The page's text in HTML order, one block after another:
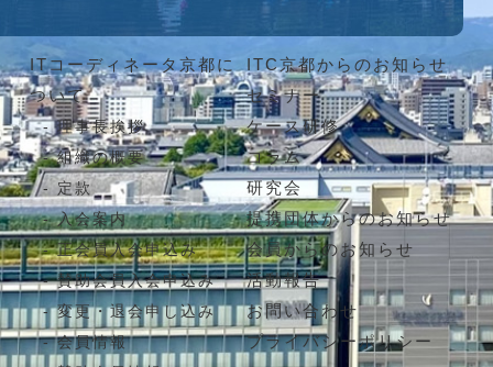
ITコーディネータ京都に
ついて
理事長挨拶
組織の概要
定款
入会案内
正会員入会申込み
賛助会員入会申込み
変更・退会申し込み
会員情報
ITC京都からのお知らせ
セミナー
ケース研修
コラム
研究会
提携団体からのお知らせ
会員からのお知らせ
活動報告
お問い合わせ
プライバシーポリシー